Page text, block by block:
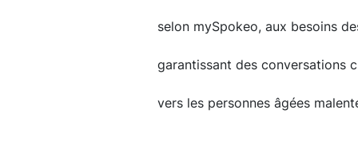
selon mySpokeo, aux besoins
garantissant des conversations
vers les personnes âgées